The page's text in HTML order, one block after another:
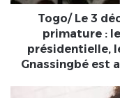
la
primature
commandant
Togo/ Le 3
primature :
présidentielle,
Gnassingbé est